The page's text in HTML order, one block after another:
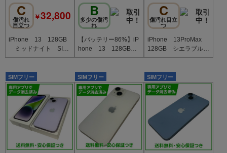
C
傷汚れ
目立つ
￥32,800
iPhone 13 128GB
ミッドナイト SIM
フリー ソフトバンク
B
多少の傷汚
れ
【バッテリー86%】iP
hone 13 128GB
スターライト SIMフ
C
傷汚れ目立
つ
iPhone 13ProMax
128GB シエラブル
ー SIMフリー ドコ
SIMフリー SIMフリー SIMフリー